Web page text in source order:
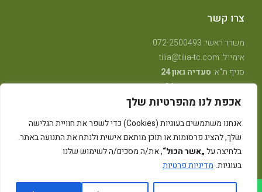
אכפת לנו מהפרטיות שלך
אנחנו משתמשים בעוגיות (Cookies) כדי לשפר את חוויית הגלישה
שלך, להציג פרסומות או תוכן מותאם אישית ולנתח את התנועה באתר.
בלחיצה על„אשר הכול“, את/ה מסכים/ה לשימוש שלנו
בעוגיות. מדיניות פרטיות
צרו קשר
משרד ראשי: 072-2500493
אימייל: tilia@tilia-tc.com
סניף ת"א: סעדיה גאון 24
סניף רמת גן:בן גוריון 24, קליניקה טיפולית.
סניף חיפה:טשרניחובסקי 35
(בנין אסטרא) קומה 3.
סניף קיבוץ אלונים:ליד מרכז אלון(בבית הדורות)
סניף באר שבע: מרדכי מקלף 62 (מאוחדת שכונה ו׳ החדשה)